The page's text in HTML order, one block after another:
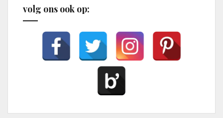
volg ons ook op: